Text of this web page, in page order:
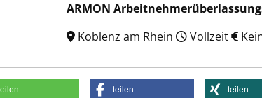
ARMON
Koblenz am Rhein
Vollzeit
teilen teilen